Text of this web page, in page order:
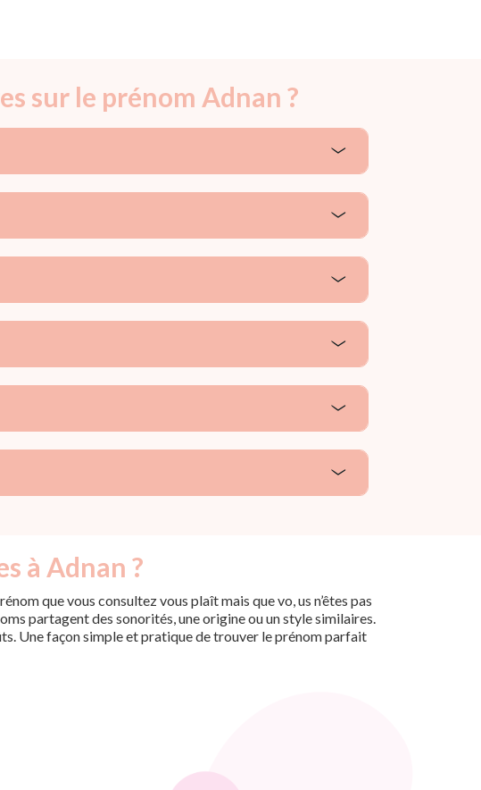
sur le prénom Adnan ?
à Adnan ?
que vous consultez vous plaît mais que vo, us n’êtes pas
partagent des sonorités, une origine ou un style similaires.
Une façon simple et pratique de trouver le prénom parfait